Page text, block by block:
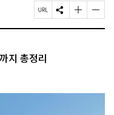
요
페
이
R
L
S
N
글
자
하
글
자
하
지 총정리